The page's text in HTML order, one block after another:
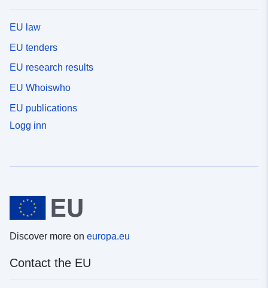
EU law
EU tenders
EU research results
EU Whoiswho
EU publications
Logg inn
Discover more on europa.eu
Contact the EU